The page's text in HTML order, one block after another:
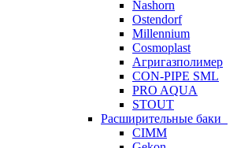
Nashorn
Ostendorf
Millennium
Cosmoplast
Агригазполимер
CON-PIPE SML
PRO AQUA
STOUT
Расширительные баки
CIMM